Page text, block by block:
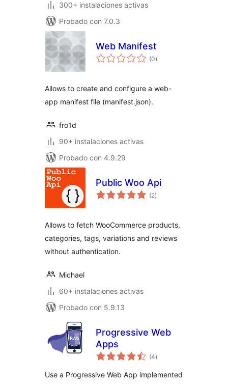
300+ instalaciones activas
Probado con 7.0.3
Web Manifest
(0total
de
)
Allows to create and configure a web-
app manifest file (manifest.json).
fro1d
90+ instalaciones activas
Probado con 4.9.29
Public Woo Api
(2total
de
)
Allows to fetch WooCommerce products,
categories, tags, variations and reviews
without authentication.
Michael
60+ instalaciones activas
Probado con 5.9.13
Progressive Web
Apps
(4total
de
)
Use a Progressive Web App implemented